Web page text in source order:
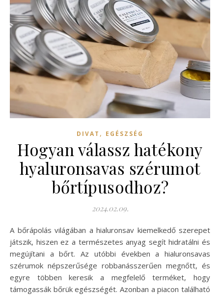
DIVAT , EGÉSZSÉG
Hogyan válassz hatékony
hyaluronsavas szérumot
bőrtípusodhoz?
2024.02.09.
A bőrápolás világában a hialuronsav kiemelkedő szerepet
játszik, hiszen ez a természetes anyag segít hidratálni és
megújítani a bőrt. Az utóbbi években a hialuronsavas
szérumok népszerűsége robbanásszerűen megnőtt, és
egyre többen keresik a megfelelő terméket, hogy
támogassák bőrük egészségét. Azonban a piacon található